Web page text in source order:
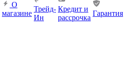
О
магазине
Трейд-
Ин
Кредит и
рассрочка
Гарантия